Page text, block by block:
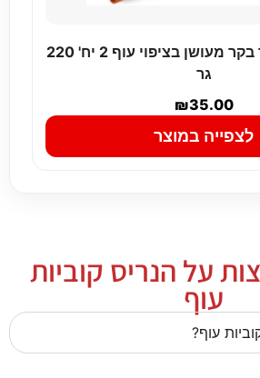
בלו ואלי רול עור בקר מעושן בציפוי עוף 2 יח' 220
גר
₪35.00
לצפייה במוצר
על הנריס קוביות
עוף
עוף?